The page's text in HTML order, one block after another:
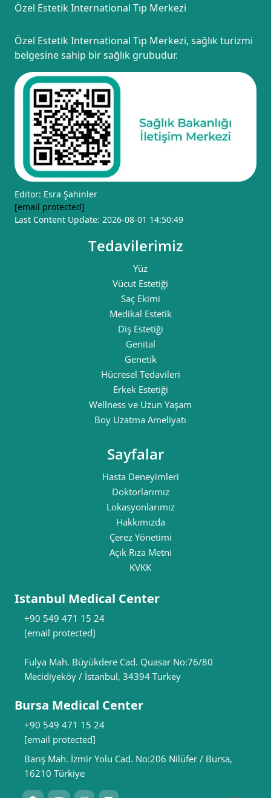
Özel Estetik International Tıp Merkezi
Özel Estetik International Tıp Merkezi, sağlık turizmi
belgesine sahip bir sağlık grubudur.
Editor: Esra Şahinler
[email protected]
Last Content Update: 2026-08-01 14:50:49
Tedavilerimiz
Yüz
Vücut Estetiği
Saç Ekimi
Medikal Estetik
Diş Estetiği
Genital
Genetik
Hücresel Tedavileri
Erkek Estetiği
Wellness ve Uzun Yaşam
Boy Uzatma Ameliyatı
Sayfalar
Hasta Deneyimleri
Doktorlarımız
Lokasyonlarımız
Hakkımızda
Çerez Yönetimi
Açık Rıza Metni
KVKK
Istanbul Medical Center
+90 549 471 15 24
[email protected]
Fulya Mah. Büyükdere Cad. Quasar No:76/80
Mecidiyeköy / İstanbul, 34394 Turkey
Bursa Medical Center
+90 549 471 15 24
[email protected]
Barış Mah. İzmir Yolu Cad. No:206 Nilüfer / Bursa,
16210 Türkiye